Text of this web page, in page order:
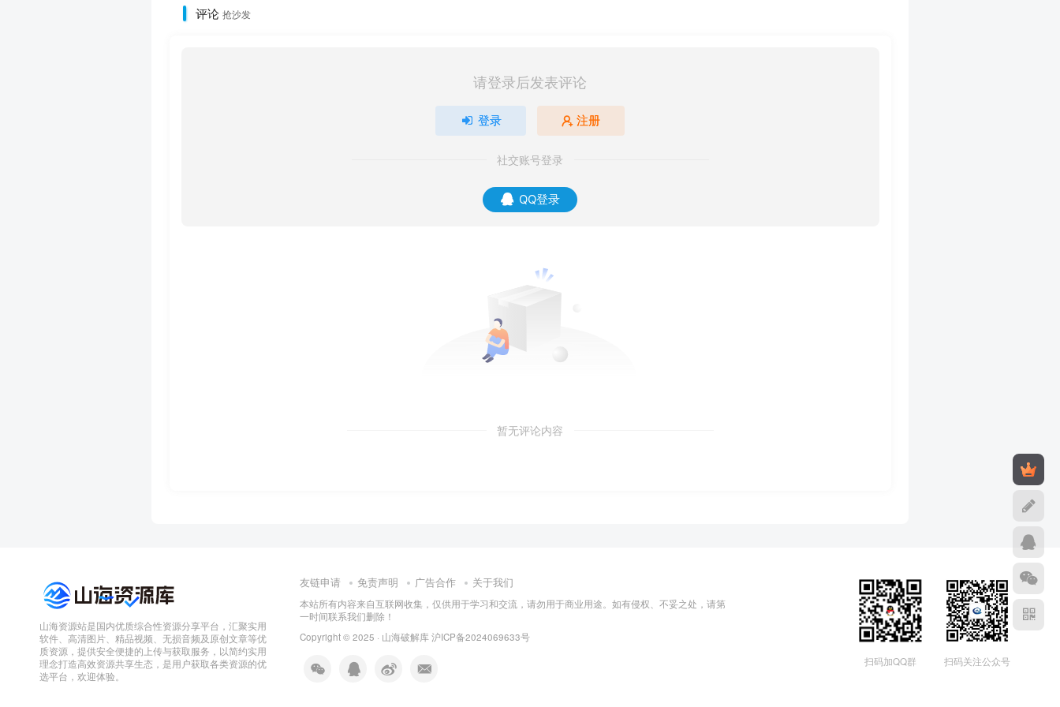
评论 抢沙发
请登录后发表评论
登录 注册
社交账号登录
QQ登录
暂无评论内容
山海资源站是国内优质综合性资源分享平台，汇聚实用
软件、高清图片、精品视频、无损音频及原创文章等优
质资源，提供安全便捷的上传与获取服务，以简约实用
理念打造高效资源共享生态，是用户获取各类资源的优
选平台，欢迎体验。
友链申请 免责声明 广告合作 关于我们
本站所有内容来自互联网收集，仅供用于学习和交流，请勿用于商业用途。如有侵权、不妥之处，请第
一时间联系我们删除！
Copyright © 2025 · 山海破解库沪ICP备2024069633号
扫码加QQ群
扫码关注公众号